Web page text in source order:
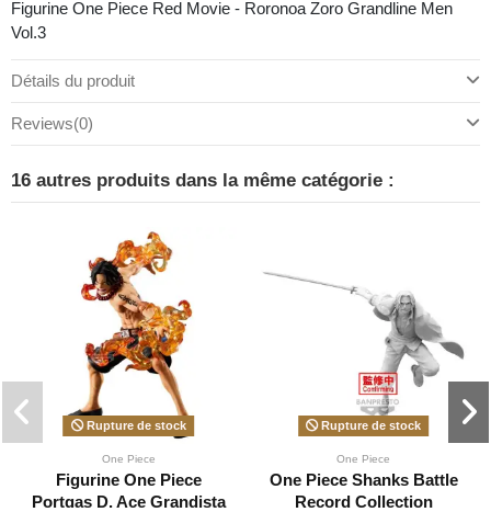
Figurine One Piece Red Movie - Roronoa Zoro Grandline Men
Vol.3
Détails du produit
Reviews(0)
16 autres produits dans la même catégorie :
Rupture de stock
One Piece
Figurine One Piece
Portgas D. Ace Grandista
Rupture de stock
One Piece
One Piece Shanks Battle
Record Collection